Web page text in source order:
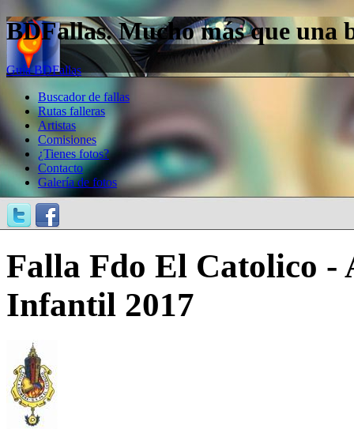
BDFallas. Mucho más que una
Guía BDFallas
Buscador de fallas
Rutas falleras
Artistas
Comisiones
¿Tienes fotos?
Contacto
Galería de fotos
Falla Fdo El Catolico -
Infantil 2017